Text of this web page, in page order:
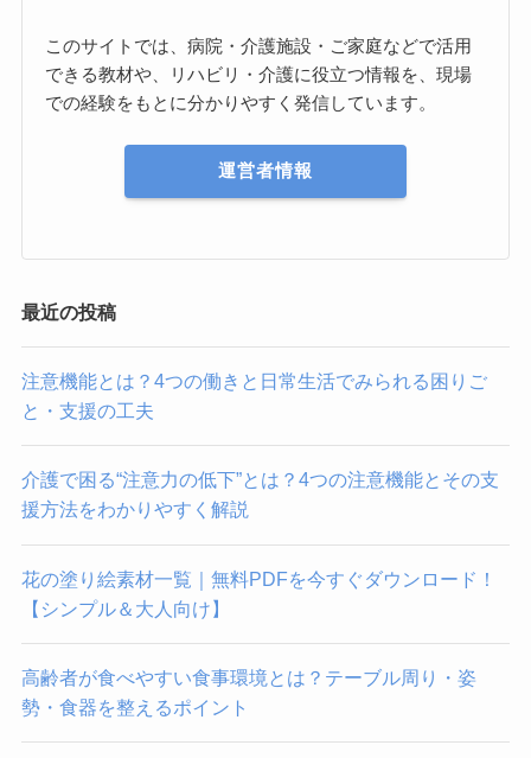
このサイトでは、病院・介護施設・ご家庭などで活用
できる教材や、リハビリ・介護に役立つ情報を、現場
での経験をもとに分かりやすく発信しています。
運営者情報
最近の投稿
注意機能とは？4つの働きと日常生活でみられる困りご
と・支援の工夫
介護で困る“注意力の低下”とは？4つの注意機能とその支
援方法をわかりやすく解説
花の塗り絵素材一覧｜無料PDFを今すぐダウンロード！
【シンプル＆大人向け】
高齢者が食べやすい食事環境とは？テーブル周り・姿
勢・食器を整えるポイント